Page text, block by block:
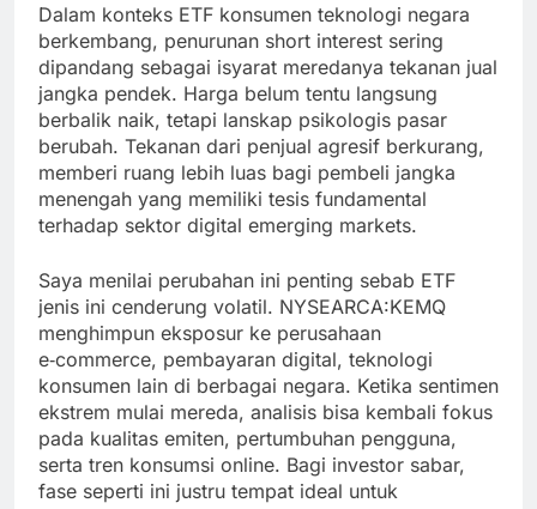
Dalam konteks ETF konsumen teknologi negara
berkembang, penurunan short interest sering
dipandang sebagai isyarat meredanya tekanan jual
jangka pendek. Harga belum tentu langsung
berbalik naik, tetapi lanskap psikologis pasar
berubah. Tekanan dari penjual agresif berkurang,
memberi ruang lebih luas bagi pembeli jangka
menengah yang memiliki tesis fundamental
terhadap sektor digital emerging markets.
Saya menilai perubahan ini penting sebab ETF
jenis ini cenderung volatil. NYSEARCA:KEMQ
menghimpun eksposur ke perusahaan
e‑commerce, pembayaran digital, teknologi
konsumen lain di berbagai negara. Ketika sentimen
ekstrem mulai mereda, analisis bisa kembali fokus
pada kualitas emiten, pertumbuhan pengguna,
serta tren konsumsi online. Bagi investor sabar,
fase seperti ini justru tempat ideal untuk